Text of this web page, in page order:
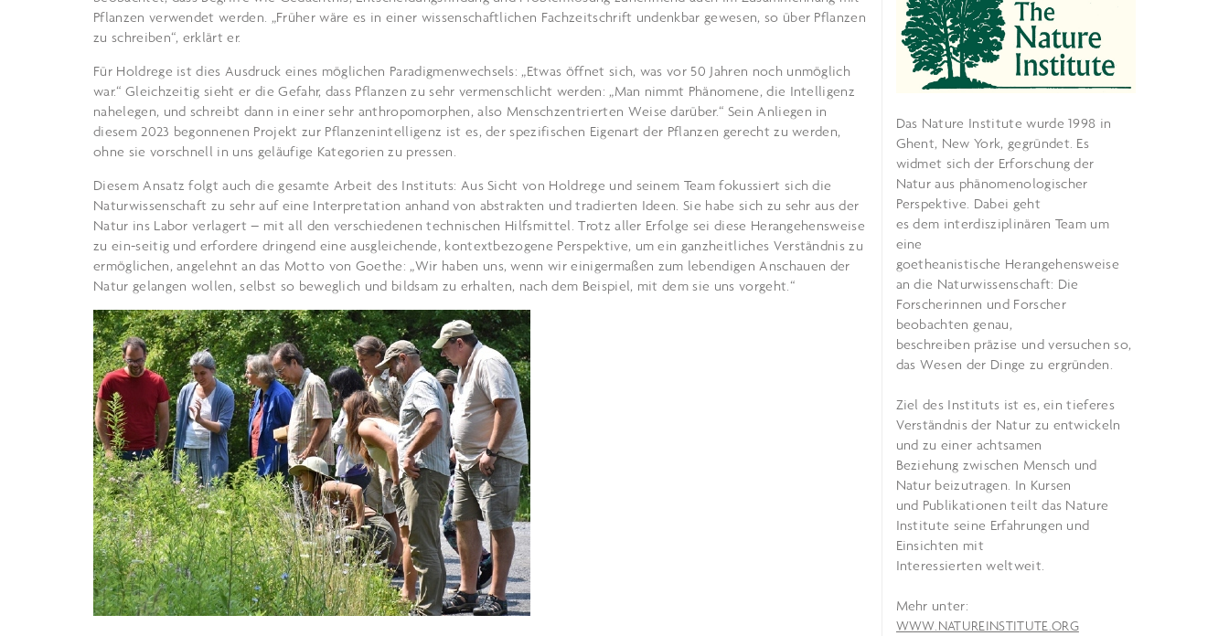
Pflanzen verwendet werden. „Früher wäre es in einer wissenschaftlichen Fachzeitschrift undenkbar gewesen, so über Pflanzen
zu schreiben“, erklärt er.
Für Holdrege ist dies Ausdruck eines möglichen Paradigmenwechsels: „Etwas öffnet sich, was vor 50 Jahren noch unmöglich
war.“ Gleichzeitig sieht er die Gefahr, dass Pflanzen zu sehr vermenschlicht werden: „Man nimmt Phänomene, die Intelligenz
nahelegen, und schreibt dann in einer sehr anthropomorphen, also Menschzentrierten Weise darüber.“ Sein Anliegen in
diesem 2023 begonnenen Projekt zur Pflanzenintelligenz ist es, der spezifischen Eigenart der Pflanzen gerecht zu werden,
ohne sie vorschnell in uns geläufige Kategorien zu pressen.
Diesem Ansatz folgt auch die gesamte Arbeit des Instituts: Aus Sicht von Holdrege und seinem Team fokussiert sich die
Naturwissenschaft zu sehr auf eine Interpretation anhand von abstrakten und tradierten Ideen. Sie habe sich zu sehr aus der
Natur ins Labor verlagert – mit all den verschiedenen technischen Hilfsmittel. Trotz aller Erfolge sei diese Herangehensweise
zu ein-seitig und erfordere dringend eine ausgleichende, kontextbezogene Perspektive, um ein ganzheitliches Verständnis zu
ermöglichen, angelehnt an das Motto von Goethe: „Wir haben uns, wenn wir einigermaßen zum lebendigen Anschauen der
Natur gelangen wollen, selbst so beweglich und bildsam zu erhalten, nach dem Beispiel, mit dem sie uns vorgeht.“
Das Nature Institute wurde 1998 in
Ghent, New York, gegründet. Es
widmet sich der Erforschung der
Natur aus phänomenologischer
Perspektive. Dabei geht
es dem interdisziplinären Team um
eine
goetheanistische Herangehensweise
an die Naturwissenschaft: Die
Forscherinnen und Forscher
beobachten genau,
beschreiben präzise und versuchen so,
das Wesen der Dinge zu ergründen.
Ziel des Instituts ist es, ein tieferes
Verständnis der Natur zu entwickeln
und zu einer achtsamen
Beziehung zwischen Mensch und
Natur beizutragen. In Kursen
und Publikationen teilt das Nature
Institute seine Erfahrungen und
Einsichten mit
Interessierten weltweit.
Mehr unter:
WWW.NATUREINSTITUTE.ORG